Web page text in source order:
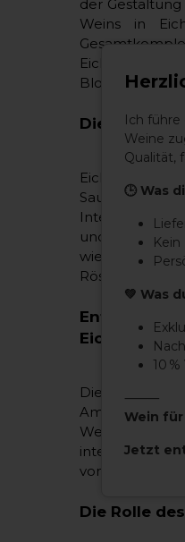
der
Weins in
Eichenfässer
Blog den
Die
Interaktion
und seinen
wie Vanillin
Röstaromen
Die Winzer
Wein jeweils
intensive
von Gewürzen
Die Rolle
Ich führe
Weine
Qualität,
🕒 Was
💚 Was
10
⸻
Wein für
Jetzt